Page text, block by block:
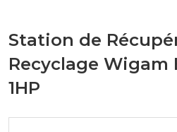
Station de
Recyclage Wigam
1HP